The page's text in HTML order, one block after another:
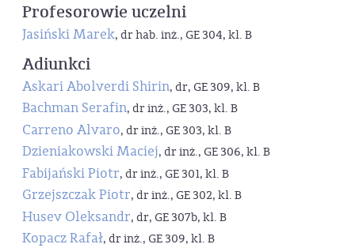
Profesorowie uczelni
Jasiński Marek, dr hab. inż., GE 304, kl. B
Adiunkci
Askari Abolverdi Shirin, dr, GE 309, kl. B
Bachman Serafin, dr inż., GE 303, kl. B
Carreno Alvaro, dr inż., GE 303, kl. B
Dzieniakowski Maciej, dr inż., GE 306, kl. B
Fabijański Piotr, dr inż., GE 301, kl. B
Grzejszczak Piotr, dr inż., GE 302, kl. B
Husev Oleksandr, dr, GE 307b, kl. B
Kopacz Rafał, dr inż., GE 309, kl. B